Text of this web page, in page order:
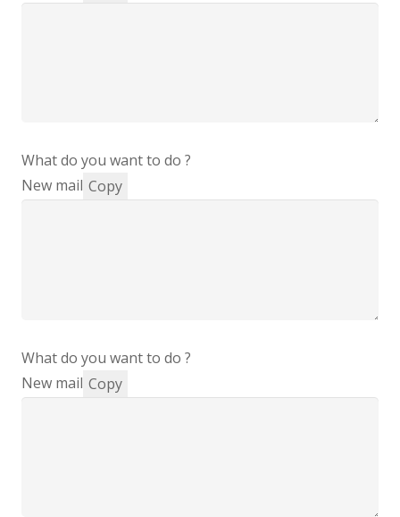
What do you want to do ?
New mail Copy
What do you want to do ?
New mail Copy